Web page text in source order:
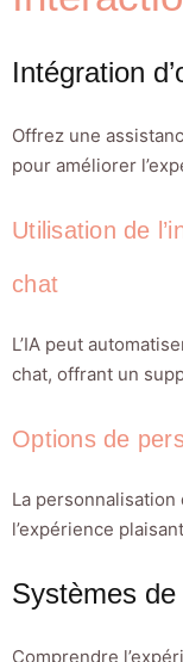
Intégration
Offrez une
pour améliorer
Utilisation de
chat
L’IA peut
chat, offrant un
Options de
La
l’expérience
Systèmes
Comprendre